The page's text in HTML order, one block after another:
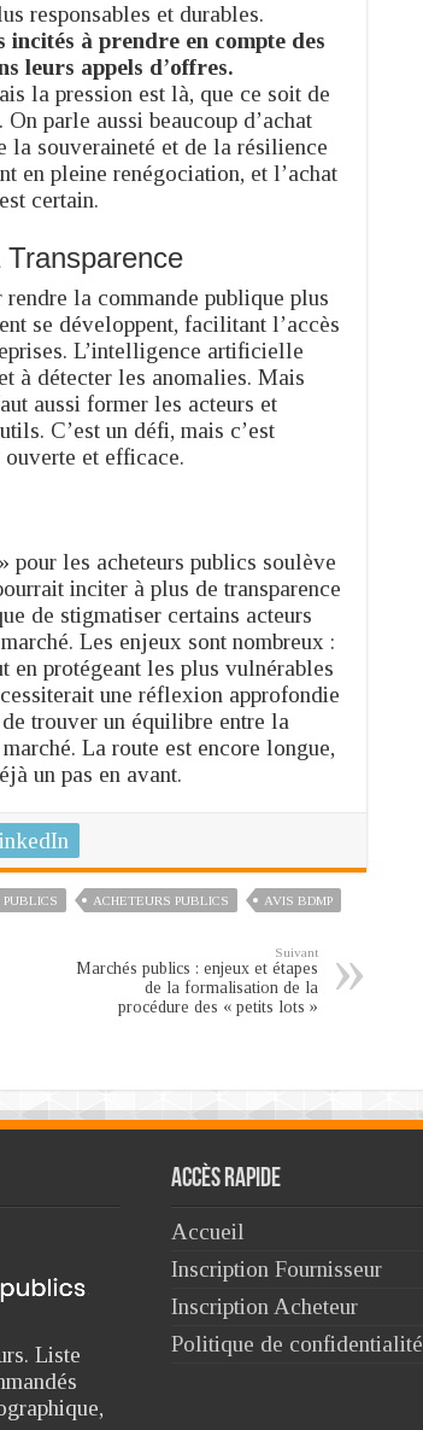
responsables et durables.
incités à prendre en compte des
leurs appels d’offres.
la pression est là, que ce soit de
parle aussi beaucoup d’achat
la souveraineté et de la résilience
en pleine renégociation, et l’achat
certain.
la commande publique plus
se développent, facilitant l’accès
L’intelligence artificielle
à détecter les anomalies. Mais
aussi former les acteurs et
C’est un défi, mais c’est
et efficace.
pour les acheteurs publics soulève
inciter à plus de transparence
de stigmatiser certains acteurs
Les enjeux sont nombreux :
en protégeant les plus vulnérables
une réflexion approfondie
trouver un équilibre entre la
La route est encore longue,
un pas en avant.
PUBLICS ACHETEURS PUBLICS AVIS BDMP
Suivant
Marchés publics : enjeux et étapes
de la formalisation de la
procédure des « petits lots »
Liste
Accès rapide
Accueil
Inscription Fournisseur
Inscription Acheteur
Politique de confidentialité